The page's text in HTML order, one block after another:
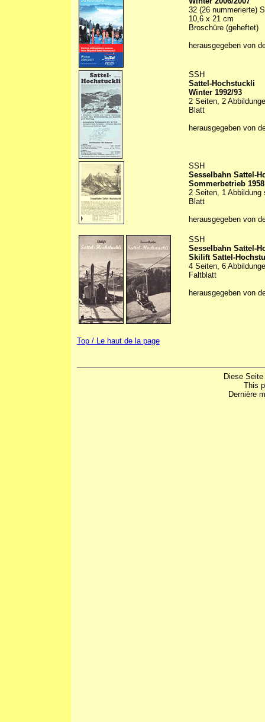
32 (26 nummerierte)
10,6 x 21 cm
Broschüre (geheftet)
herausgegeben von
SSH
Sattel-Hochstuckli
Winter 1992/93
2 Seiten, 2
Blatt
herausgegeben von
SSH
Sesselbahn Sattel-
Sommerbetrieb 1958
2 Seiten, 1
Blatt
herausgegeben von
SSH
Sesselbahn Sattel-
Skilift Sattel-
4 Seiten, 6
Faltblatt
herausgegeben von
Top / Le haut de la page
Diese
This
Dernière